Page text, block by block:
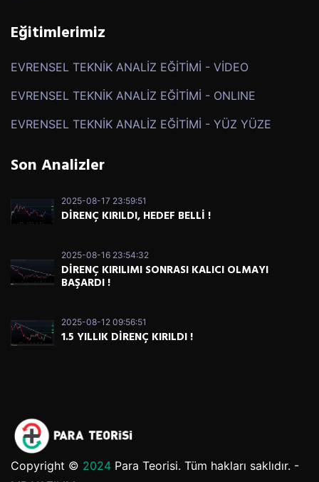
Eğitimlerimiz
EVRENSEL TEKNİK ANALİZ EĞİTİMİ - VİDEO
EVRENSEL TEKNİK ANALİZ EĞİTİMİ - ONLINE
EVRENSEL TEKNİK ANALİZ EĞİTİMİ - YÜZ YÜZE
Son Analizler
2025-08-17 23:59:51
DİRENÇ KIRILDI, HEDEF BELLİ !
2025-08-16 23:54:32
DİRENÇ KIRILIMI SONRASI KALICI OLMAYI
BAŞARDI !
2025-08-12 09:56:51
1.5 YILLIK DİRENÇ KIRILDI !
Copyright © 2024 Para Teorisi. Tüm hakları saklıdır. -